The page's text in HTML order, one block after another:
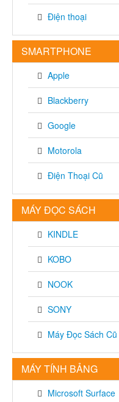
Điện thoại
SMARTPHONE
Apple
Blackberry
Google
Motorola
Điện Thoại Cũ
MÁY ĐỌC SÁCH
KINDLE
KOBO
NOOK
SONY
Máy Đọc Sách Cũ
MÁY TÍNH BẢNG
Microsoft Surface